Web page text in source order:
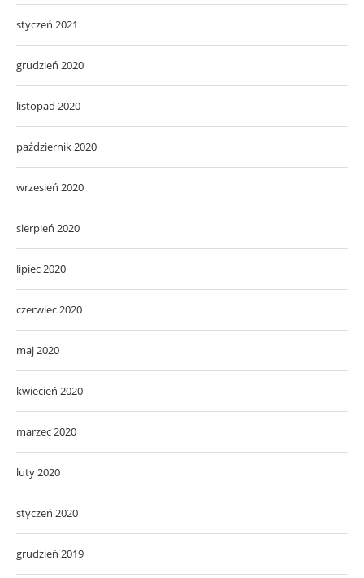
styczeń 2021
grudzień 2020
listopad 2020
październik 2020
wrzesień 2020
sierpień 2020
lipiec 2020
czerwiec 2020
maj 2020
kwiecień 2020
marzec 2020
luty 2020
styczeń 2020
grudzień 2019